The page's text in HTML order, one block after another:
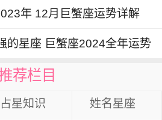
年 12月巨蟹座运势详解
的星座 巨蟹座2024全年运势
荐栏目
占星知识 姓名星座